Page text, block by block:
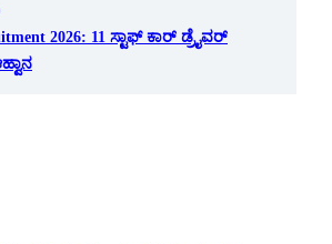
2026: 11 ಸ್ಟಾಫ್ ಕಾರ್ ಡ್ರೈವರ್